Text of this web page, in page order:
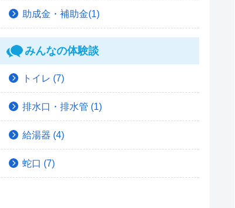
助成金・補助金(1)
みんなの体験談
トイレ (7)
排水口・排水管 (1)
給湯器 (4)
蛇口 (7)